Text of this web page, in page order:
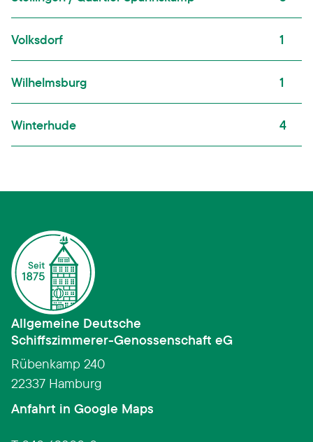
Volksdorf 1
Wilhelmsburg 1
Winterhude 4
Allgemeine Deutsche
Schiffszimmerer­-­Genossenschaft eG
Rübenkamp 240
22337 Hamburg
Anfahrt in Google Maps